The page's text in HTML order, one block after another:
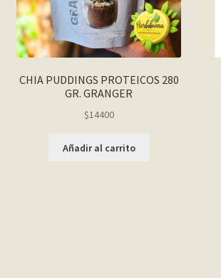
CHIA PUDDINGS PROTEICOS 280
GR. GRANGER
$14400
Añadir al carrito